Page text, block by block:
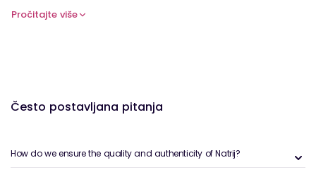
dodataka natrijuma nudi savršeno rješenje. Istražite
Pročitajte više
Često postavljana pitanja
How do we ensure the quality and authenticity of Natrij?